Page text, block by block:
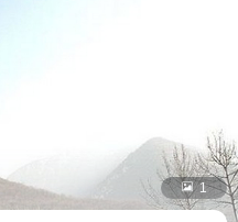
 1